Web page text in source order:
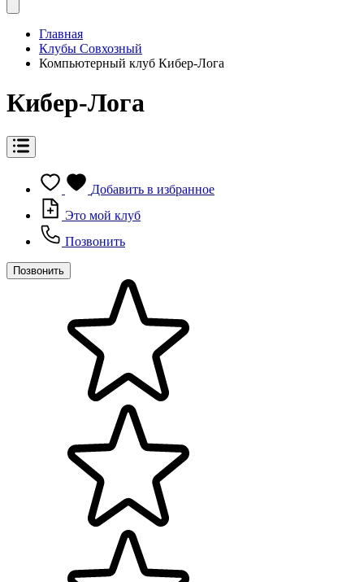
Главная
Клубы Совхозный
Компьютерный клуб Кибер-Лога
Кибер-Лога
Добавить в избранное
Это мой клуб
Позвонить
Позвонить